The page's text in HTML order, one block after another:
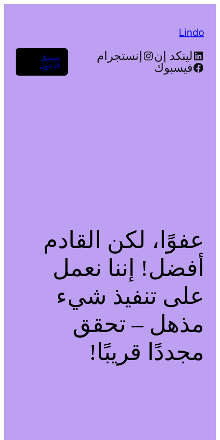
Lindo
لينكد إن
إنستجرام
فيسبوك
تسجيل
الدخول
عفوًا، لكن القادم
أفضل! إننا نعمل
على تنفيذ شيء
مذهل – تحقق
مجددًا قريبًا!